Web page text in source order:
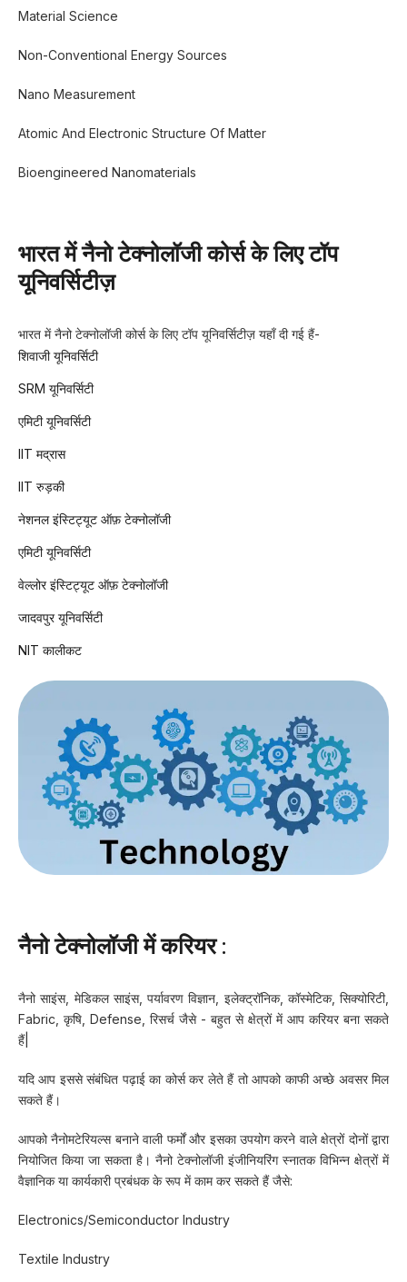
Material Science
Non-Conventional Energy Sources
Nano Measurement
Atomic And Electronic Structure Of Matter
Bioengineered Nanomaterials
भारत में नैनो टेक्नोलॉजी कोर्स के लिए टॉप
यूनिवर्सिटीज़
भारत में नैनो टेक्नोलॉजी कोर्स के लिए टॉप यूनिवर्सिटीज़ यहाँ दी गई हैं-
शिवाजी यूनिवर्सिटी
SRM यूनिवर्सिटी
एमिटी यूनिवर्सिटी
IIT मद्रास
IIT रुड़की
नेशनल इंस्टिट्यूट ऑफ़ टेक्नोलॉजी
एमिटी यूनिवर्सिटी
वेल्लोर इंस्टिट्यूट ऑफ़ टेक्नोलॉजी
जादवपुर यूनिवर्सिटी
NIT कालीकट
नैनो टेक्नोलॉजी में करियर :
नैनो साइंस, मेडिकल साइंस, पर्यावरण विज्ञान, इलेक्ट्रॉनिक, कॉस्मेटिक, सिक्योरिटी,
Fabric, कृषि, Defense, रिसर्च जैसे - बहुत से क्षेत्रों में आप करियर बना सकते
हैं|
यदि आप इससे संबंधित पढ़ाई का कोर्स कर लेते हैं तो आपको काफी अच्छे अवसर मिल
सकते हैं।
आपको नैनोमटेरियल्स बनाने वाली फर्मों और इसका उपयोग करने वाले क्षेत्रों दोनों द्वारा
नियोजित किया जा सकता है। नैनो टेक्नोलॉजी इंजीनियरिंग स्नातक विभिन्न क्षेत्रों में
वैज्ञानिक या कार्यकारी प्रबंधक के रूप में काम कर सकते हैं जैसे:
Electronics/semiconductor Industry
Textile Industry